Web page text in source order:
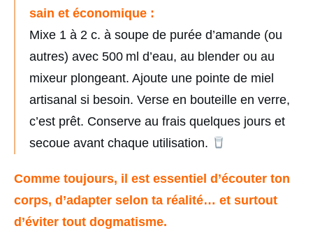
sain et économique :
Mixe 1 à 2 c. à soupe de purée d’amande (ou
autres) avec 500 ml d’eau, au blender ou au
mixeur plongeant. Ajoute une pointe de miel
artisanal si besoin. Verse en bouteille en verre,
c’est prêt. Conserve au frais quelques jours et
secoue avant chaque utilisation.
Comme toujours, il est essentiel d’écouter ton
corps, d’adapter selon ta réalité… et surtout
d’éviter tout dogmatisme.